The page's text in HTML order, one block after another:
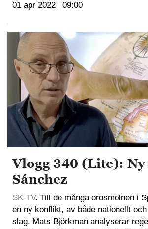
01 apr 2022 | 09:00
Vlogg 340 (Lite):
Sánchez
SK-TV. Till de många orosmolnen i
en ny konflikt, av både nationellt
slag. Mats Björkman analyserar